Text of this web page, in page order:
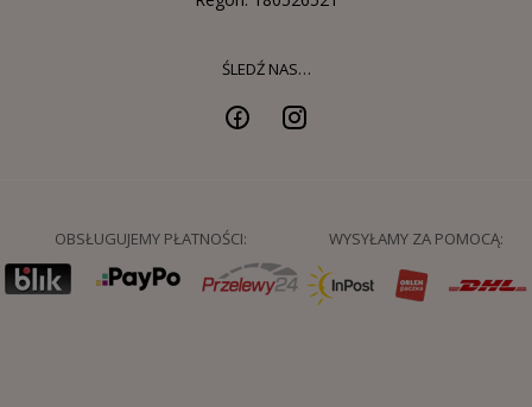
ŚLEDŹ NAS…
OBSŁUGUJEMY PŁATNOŚCI: WYSYŁAMY ZA POMOCĄ: